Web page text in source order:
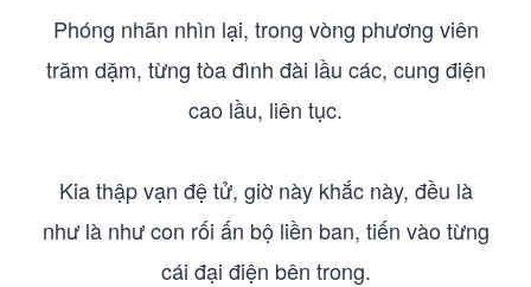
Phóng nhãn nhìn lại, trong vòng phương viên
trăm dặm, từng tòa đình đài lầu các, cung điện
cao lầu, liên tục.
Kia thập vạn đệ tử, giờ này khắc này, đều là
như là như con rối ấn bộ liền ban, tiến vào từng
cái đại điện bên trong.